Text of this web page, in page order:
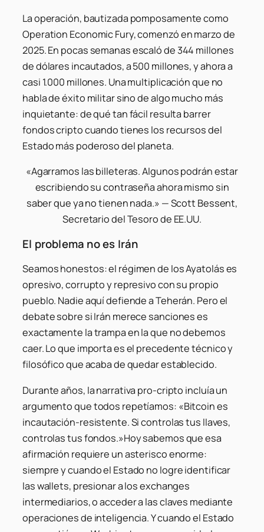
La operación, bautizada pomposamente como
Operation Economic Fury, comenzó en marzo de
2025. En pocas semanas escaló de 344 millones
de dólares incautados, a 500 millones, y ahora a
casi 1.000 millones. Una multiplicación que no
habla de éxito militar sino de algo mucho más
inquietante: de qué tan fácil resulta barrer
fondos cripto cuando tienes los recursos del
Estado más poderoso del planeta.
«Agarramos las billeteras. Algunos podrán estar
escribiendo su contraseña ahora mismo sin
saber que ya no tienen nada.» — Scott Bessent,
Secretario del Tesoro de EE.UU.
El problema no es Irán
Seamos honestos: el régimen de los Ayatolás es
opresivo, corrupto y represivo con su propio
pueblo. Nadie aquí defiende a Teherán. Pero el
debate sobre si Irán merece sanciones es
exactamente la trampa en la que no debemos
caer. Lo que importa es el precedente técnico y
filosófico que acaba de quedar establecido.
Durante años, la narrativa pro-cripto incluía un
argumento que todos repetíamos: «Bitcoin es
incautación-resistente. Si controlas tus llaves,
controlas tus fondos.»Hoy sabemos que esa
afirmación requiere un asterisco enorme:
siempre y cuando el Estado no logre identificar
las wallets, presionar a los exchanges
intermediarios, o acceder a las claves mediante
operaciones de inteligencia. Y cuando el Estado